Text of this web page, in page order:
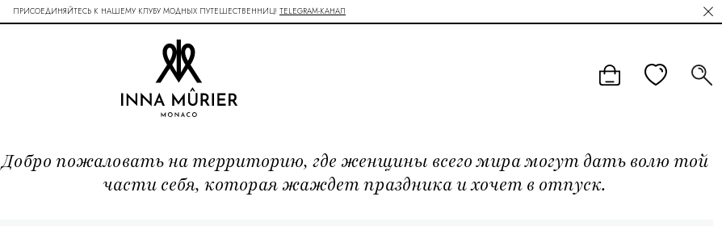
ПРИСОЕДИНЯЙТЕСЬ К НАШЕМУ КЛУБУ МОДНЫХ ПУТЕШЕСТВЕННИЦ! TELEGRAM-КАНАЛ
Добро пожаловать на территорию, где женщины всего мира могут дать волю той
части себя, которая жаждет праздника и хочет в отпуск.